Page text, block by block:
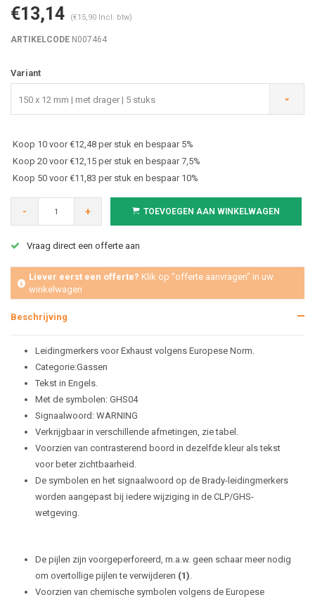
€13,14 (€15,90 Incl. btw)
ARTIKELCODE N007464
Variant
150 x 12 mm | met drager | 5 stuks
Koop 10 voor €12,48 per stuk en bespaar 5%
Koop 20 voor €12,15 per stuk en bespaar 7,5%
Koop 50 voor €11,83 per stuk en bespaar 10%
- + TOEVOEGEN AAN WINKELWAGEN
Vraag direct een offerte aan
Liever eerst een offerte? Klik op "offerte aanvragen" in uw
winkelwagen
Beschrijving
Leidingmerkers voor Exhaust volgens Europese Norm.
Categorie:Gassen
Tekst in Engels.
Met de symbolen: GHS04
Signaalwoord: WARNING
Verkrijgbaar in verschillende afmetingen, zie tabel.
Voorzien van contrasterend boord in dezelfde kleur als tekst
voor beter zichtbaarheid.
De symbolen en het signaalwoord op de Brady-leidingmerkers
worden aangepast bij iedere wijziging in de CLP/GHS-
wetgeving.
De pijlen zijn voorgeperforeerd, m.a.w. geen schaar meer nodig
om overtollige pijlen te verwijderen (1).
Voorzien van chemische symbolen volgens de Europese